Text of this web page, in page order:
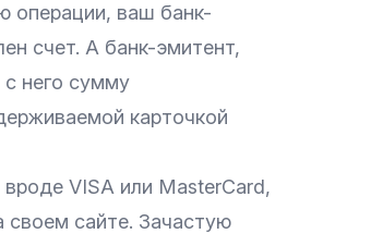
операции, ваш банк-
счет. А банк-эмитент,
него сумму
карточкой
VISA или MasterCard,
своем сайте. Зачастую